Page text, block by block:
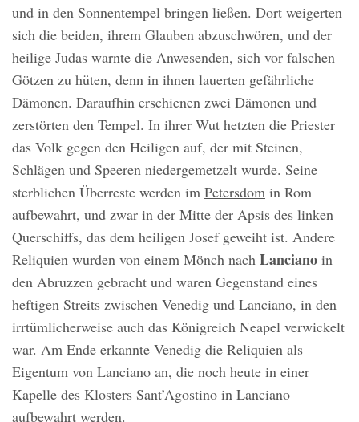
und in den Sonnentempel bringen ließen. Dort weigerten
sich die beiden, ihrem Glauben abzuschwören, und der
heilige Judas warnte die Anwesenden, sich vor falschen
Götzen zu hüten, denn in ihnen lauerten gefährliche
Dämonen. Daraufhin erschienen zwei Dämonen und
zerstörten den Tempel. In ihrer Wut hetzten die Priester
das Volk gegen den Heiligen auf, der mit Steinen,
Schlägen und Speeren niedergemetzelt wurde. Seine
sterblichen Überreste werden im Petersdom in Rom
aufbewahrt, und zwar in der Mitte der Apsis des linken
Querschiffs, das dem heiligen Josef geweiht ist. Andere
Reliquien wurden von einem Mönch nach Lanciano in
den Abruzzen gebracht und waren Gegenstand eines
heftigen Streits zwischen Venedig und Lanciano, in den
irrtümlicherweise auch das Königreich Neapel verwickelt
war. Am Ende erkannte Venedig die Reliquien als
Eigentum von Lanciano an, die noch heute in einer
Kapelle des Klosters Sant’Agostino in Lanciano
aufbewahrt werden.